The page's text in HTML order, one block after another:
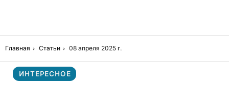
Главная Статьи 08 апреля 2025 г.
ИНТЕРЕСНОЕ